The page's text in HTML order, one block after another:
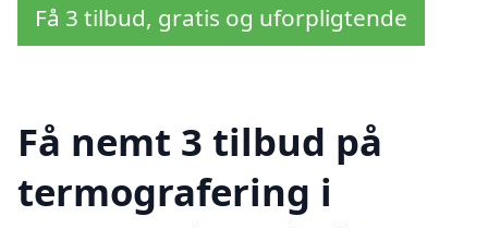
Få 3 tilbud, gratis og uforpligtende
Få nemt 3 tilbud på
termografering i